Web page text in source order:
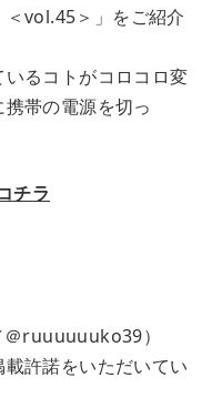
vol.45＞」をご紹介
るコトがコロコロ変
帯の電源を切っ
チラ
＠ruuuuuuko39）
許諾をいただいてい